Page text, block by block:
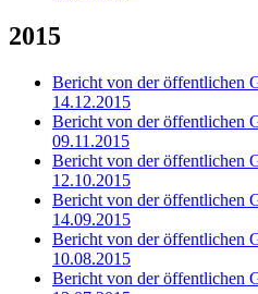
2015
Bericht von der öffentlichen
14.12.2015
Bericht von der öffentlichen
09.11.2015
Bericht von der öffentlichen
12.10.2015
Bericht von der öffentlichen
14.09.2015
Bericht von der öffentlichen
10.08.2015
Bericht von der öffentlichen